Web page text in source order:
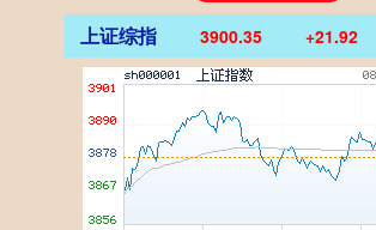
上证综指 3900.35 +21.92